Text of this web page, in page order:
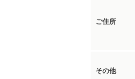
ご住所
その他